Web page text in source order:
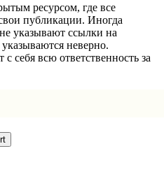
ресурсом, где все
публикации. Иногда
указывают ссылки на
неверно.
себя всю ответственность за